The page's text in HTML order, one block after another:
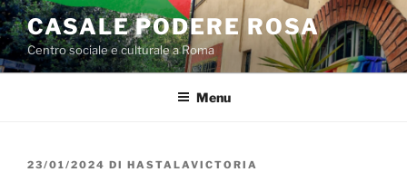
Salta
al
contenuto
CASALE PODERE ROSA
Centro sociale e culturale a Roma
Menu
PUBBLICATO
23/01/2024 DI HASTALAVICTORIA